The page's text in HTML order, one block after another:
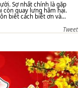
Sợ nhất chính là gặp
còn quay lưng hãm hại.
biết cách biết ơn và...
Tweet